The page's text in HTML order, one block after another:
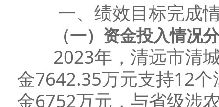
一、绩效目标完成
（一）资金投入情况
2023年，清远市清城
金7642.35万元支持12
金6752万元，与省级涉